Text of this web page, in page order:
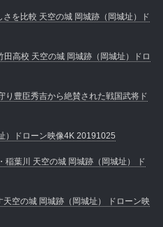
を比較 天空の城 岡城跡（岡城址）ド
高校 天空の城 岡城跡（岡城址）ドロ
り豊臣秀吉から絶賛された戦国武将ド
）ドローン映像4K 20191025
稲葉川 天空の城 岡城跡（岡城址） ド
空の城 岡城跡（岡城址） ドローン映